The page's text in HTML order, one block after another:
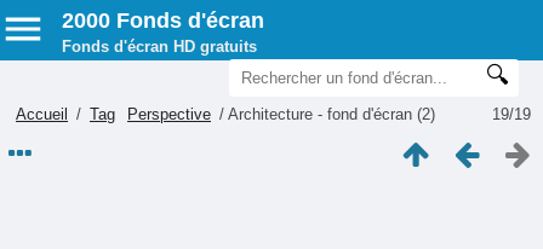
2000 Fonds d'écran
Fonds d'écran HD gratuits
19/19
Accueil / Tag Perspective / Architecture - fond d'écran (2)